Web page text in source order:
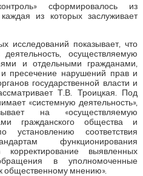
сформировалось из
из которых заслуживает
исследований показывает, что
осуществляемую
и отдельными гражданами,
пресечение нарушений прав и
государственной власти и
Т.В. Троицкая. Под
«системную деятельность»,
на «осуществляемую
гражданского общества и
соответствия
функционирования
корректирование выявленных
в уполномоченные
общественному мнению».